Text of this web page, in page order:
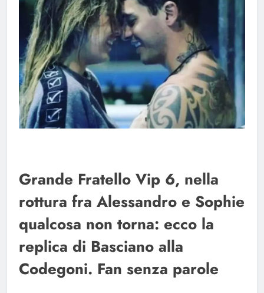
Grande Fratello Vip 6, nella
rottura fra Alessandro e Sophie
qualcosa non torna: ecco la
replica di Basciano alla
Codegoni. Fan senza parole